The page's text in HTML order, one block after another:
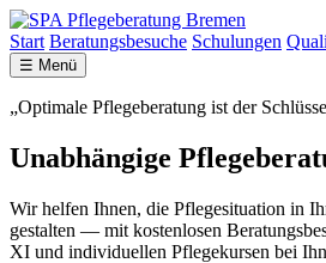
Start Beratungsbesuche Schulungen
☰ Menü
„Optimale Pflegeberatung ist der
Unabhängige
Wir helfen Ihnen, die Pflegesituation in
gestalten — mit kostenlosen
XI und individuellen Pflegekursen bei